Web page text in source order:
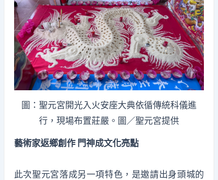
圖：聖元宮開光入火安座大典依循傳統科儀進
行，現場布置莊嚴。圖／聖元宮提供
藝術家返鄉創作 門神成文化亮點
此次聖元宮落成另一項特色，是邀請出身頭城的